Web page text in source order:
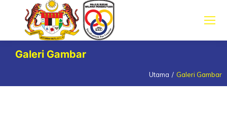
Galeri Gambar
Utama Galeri Gambar